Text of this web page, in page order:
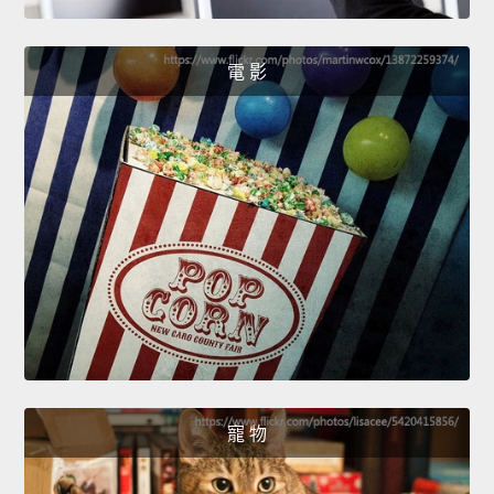
電 影
寵 物